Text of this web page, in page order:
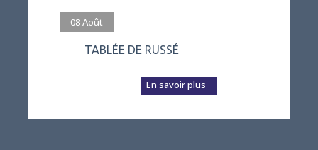
08Août
TABLÉE DE RUSSÉ
En savoir plus